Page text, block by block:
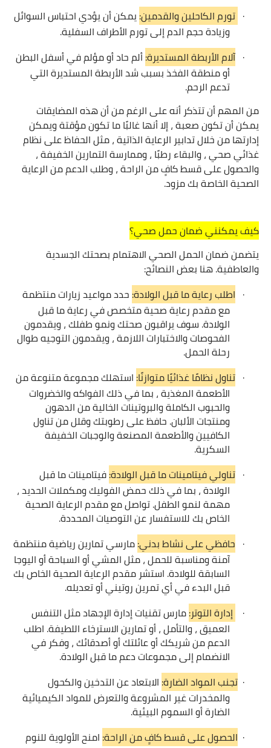
· تورم الكاحلين والقدمين:يمكن أن يؤدي احتباس السوائل
وزيادة حجم الدم إلى تورم الأطراف السفلية.
· آلام الأربطة المستديرة:ألم حاد أو مؤلم في أسفل البطن
أو منطقة الفخذ بسبب شد الأربطة المستديرة التي
تدعم الرحم.
من المهم أن تتذكر أنه على الرغم من أن هذه المضايقات
يمكن أن تكون صعبة ، إلا أنها غالبًا ما تكون مؤقتة ويمكن
إدارتها من خلال تدابير الرعاية الذاتية ، مثل الحفاظ على نظام
غذائي صحي ، والبقاء رطبًا ، وممارسة التمارين الخفيفة ،
والحصول على قسط كافٍ من الراحة ، وطلب الدعم من الرعاية
الصحية الخاصة بك مزود.
كيف يمكنني ضمان حمل صحي؟
يتضمن ضمان الحمل الصحي الاهتمام بصحتك الجسدية
والعاطفية. هنا بعض النصائح:
· اطلب رعاية ما قبل الولادة: حدد مواعيد زيارات منتظمة
مع مقدم رعاية صحية متخصص في رعاية ما قبل
الولادة. سوف يراقبون صحتك ونمو طفلك ، ويقدمون
الفحوصات والاختبارات اللازمة ، ويقدمون التوجيه طوال
رحلة الحمل.
· تناول نظامًا غذائيًا متوازنًا: استهلك مجموعة متنوعة من
الأطعمة المغذية ، بما في ذلك الفواكه والخضروات
والحبوب الكاملة والبروتينات الخالية من الدهون
ومنتجات الألبان. حافظ على رطوبتك وقلل من تناول
الكافيين والأطعمة المصنعة والوجبات الخفيفة
السكرية.
· تناولي فيتامينات ما قبل الولادة:فيتامينات ما قبل
الولادة ، بما في ذلك حمض الفوليك ومكملات الحديد ،
مهمة لنمو الطفل. تواصل مع مقدم الرعاية الصحية
الخاص بك للاستفسار عن التوصيات المحددة.
· حافظي على نشاط بدني:مارسي تمارين رياضية منتظمة
آمنة ومناسبة للحمل ، مثل المشي أو السباحة أو اليوجا
السابقة للولادة. استشر مقدم الرعاية الصحية الخاص بك
قبل البدء في أي تمرين روتيني أو تعديله.
· إدارة التوتر:مارس تقنيات إدارة الإجهاد مثل التنفس
العميق ، والتأمل ، أو تمارين الاسترخاء اللطيفة. اطلب
الدعم من شريكك أو عائلتك أو أصدقائك ، وفكر في
الانضمام إلى مجموعات دعم ما قبل الولادة.
· تجنب المواد الضارة: الابتعاد عن التدخين والكحول
والمخدرات غير المشروعة والتعرض للمواد الكيميائية
الضارة أو السموم البيئية.
· الحصول على قسط كافٍ من الراحة: امنح الأولوية للنوم